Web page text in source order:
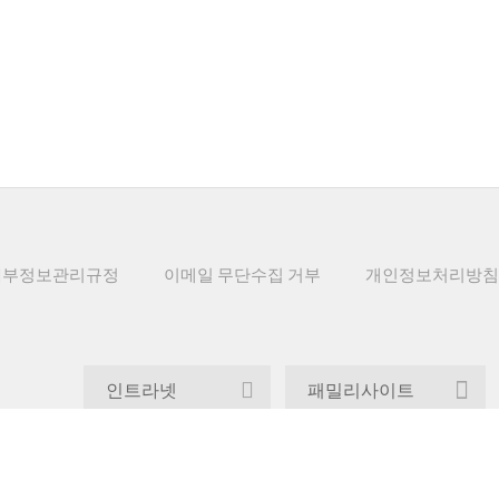
정보관리규정 이메일 무단수집 거부 개인정보처리방침
인트라넷 패밀리사이트